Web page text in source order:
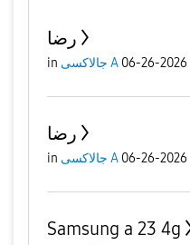
رضا
in جالاكسى A 06-26-2026
رضا
in جالاكسى A 06-26-2026
Samsung a 23 4g